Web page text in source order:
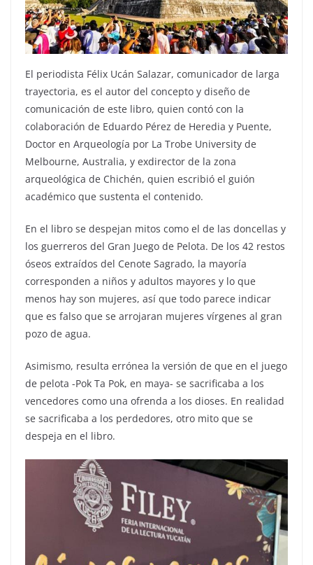
El periodista Félix Ucán Salazar, comunicador de larga
trayectoria, es el autor del concepto y diseño de
comunicación de este libro, quien contó con la
colaboración de Eduardo Pérez de Heredia y Puente,
Doctor en Arqueología por La Trobe University de
Melbourne, Australia, y exdirector de la zona
arqueológica de Chichén, quien escribió el guión
académico que sustenta el contenido.
En el libro se despejan mitos como el de las doncellas y
los guerreros del Gran Juego de Pelota. De los 42 restos
óseos extraídos del Cenote Sagrado, la mayoría
corresponden a niños y adultos mayores y lo que
menos hay son mujeres, así que todo parece indicar
que es falso que se arrojaran mujeres vírgenes al gran
pozo de agua.
Asimismo, resulta errónea la versión de que en el juego
de pelota -Pok Ta Pok, en maya- se sacrificaba a los
vencedores como una ofrenda a los dioses. En realidad
se sacrificaba a los perdedores, otro mito que se
despeja en el libro.